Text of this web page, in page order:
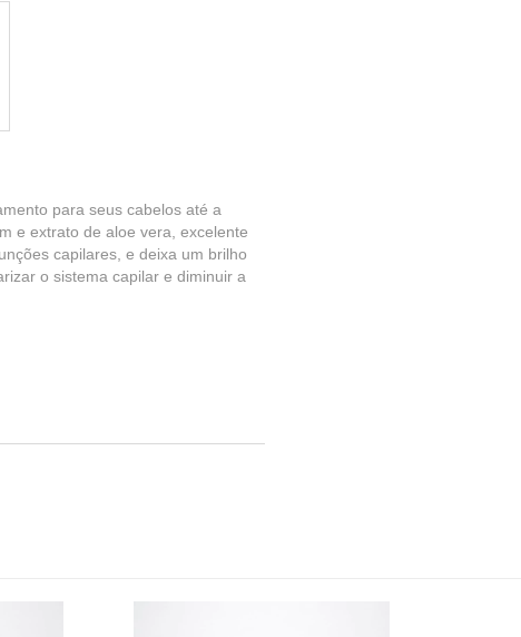
para seus cabelos até a
e extrato de aloe vera, excelente
capilares, e deixa um brilho
o sistema capilar e diminuir a